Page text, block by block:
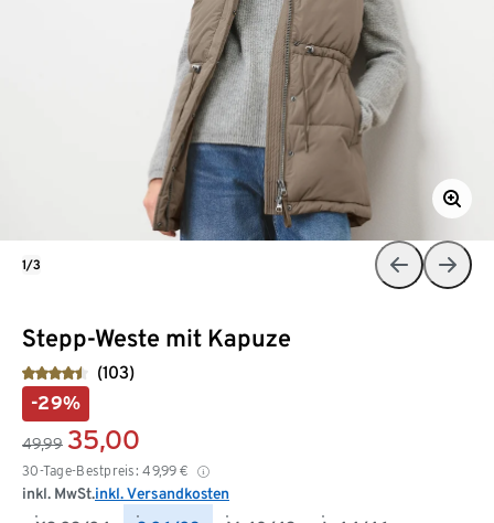
Stepp-Weste mit Kapuze
(103)
-29%
49,99 35,00
30-Tage-Bestpreis: 49,99 €
inkl. MwSt.inkl. Versandkosten
1/3